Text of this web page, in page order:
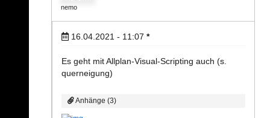
nemo
16.04.2021 - 11:07 *
Es geht mit Allplan-Visual-Scripting auch (s.
querneigung)
Anhänge (3)